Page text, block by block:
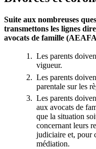
Suite aux nombreuses
transmettons les lignes
avocats de famille
Les parents
vigueur.
Les parents
parentale sur les
Les parents
aux avocats de
que la situation
concernant leurs
judiciaire et, pour
médiation.